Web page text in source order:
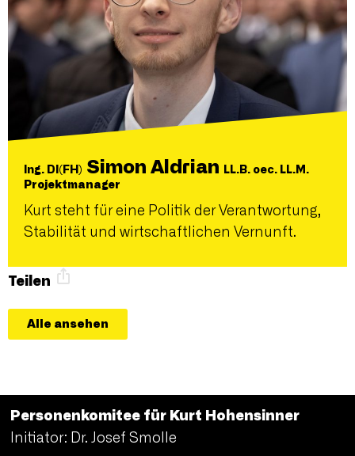
Ing. DI(FH) Simon Aldrian
LL.B. oec. LL.M.
Projektmanager
Kurt steht für eine Politik der Verantwortung,
Stabilität und wirtschaftlichen Vernunft.
Teilen
Alle ansehen
Personenkomitee für Kurt Hohensinner
Initiator: Dr. Josef Smolle